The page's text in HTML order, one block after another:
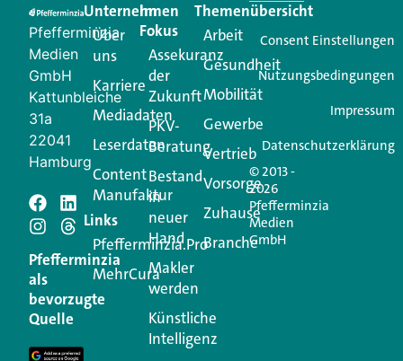
Creator für Ihre Kundenkommunikation. Alles, was
Ihren Vertriebsalltag leichter macht. Mit nur einem
Login.
Jetzt anmelden
Schreiben Sie einen
Kommentar
Ihre E-Mail-Adresse wird nicht veröffentlicht.
Erforderliche Felder sind mit
Kommentar
Pfefferminzia
Medien
GmbH
Kattunbleiche
31a
22041
Hamburg
Pfefferminzia
als
bevorzugte
Quelle
Unternehmen
Über
uns
Karriere
Mediadaten
Leserdaten
Content
Manufaktur
Links
Pfefferminzia.Pro
MehrCura
Im
Fokus
Assekuranz
der
Zukunft
PKV-
Beratung
Bestand
in
neuer
Hand
Makler
werden
Künstliche
Intelligenz
Themenübersicht
Arbeit
Gesundheit
Mobilität
Gewerbe
Vertrieb
Vorsorge
Zuhause
Branche
© 2013 -
2026
Pfefferminzia
Medien
GmbH
Consent Einstellungen
Nutzungsbedingungen
Impressum
Datenschutzerklärung